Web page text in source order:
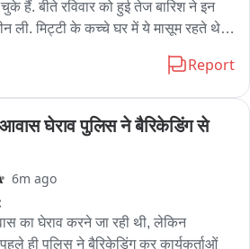
असले तरी सध्या ते गुजरातच्या
आहेत का
हैं. बीते रविवार को हुई तेज बारिश ने इन
ली. मिट्टी के कच्चे घर में ये मासूम रहते थे,
शादाब शम्स ने गाँव में पहुंचकर बच्चों से
सहायता की. उन्होंने बताया कि
परिवारों के साथ हमेशा खड़ा है. बच्चों की
सहित अन्य जरूरतों में हर संभव मदद
विधायक मुन्ना सिंह चौहान ने भी मासूम
जताया. जमीयत उलमा ए हिंद के
मुलाकात कर उनकी मदद का भरोसा दिया.
Report
घेराव पुलिस ने बैरिकेडिंग से
6m ago
का घेराव करने जा रही थी, लेकिन
ही पुलिस ने बैरिकेडिंग कर कार्यकर्ताओं